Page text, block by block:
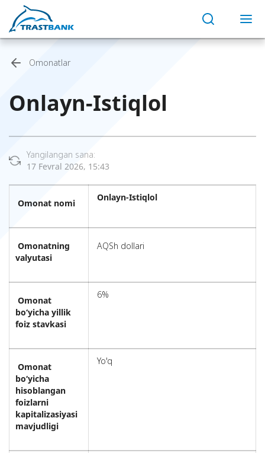
Omonatlar
Onlayn-Istiqlol
Yangilangan sana:
17 Fevral 2026, 15:43
Omonat nomi
Onlayn-Istiqlol
Omonatning
valyutasi
AQSh dollari
Omonat
bo‘yicha yillik
foiz stavkasi
6%
Omonat
bo‘yicha
hisoblangan
foizlarni
kapitalizasiyasi
mavjudligi
Yo'q